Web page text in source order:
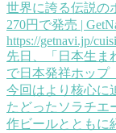
世界に誇る伝説の
270円で発売 |
https://getnavi.jp/
先日、「日本生ま
で日本発祥ホップ
今回はより核心に
たどったソラチエ
作ビールとともに